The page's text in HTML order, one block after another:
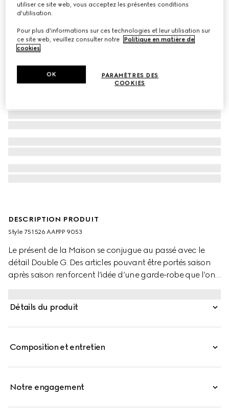
DESCRIPTION PRODUIT
Style ‎751526 AAFPP 9053
Le présent de la Maison se conjugue au passé avec le
détail Double G. Des articles pouvant être portés saison
après saison renforcent l’idée d’une garde-robe que l’on
tandis que l’intérieur comporte un porte-cartes en cuir
Détails du produit
Composition et entretien
Notre engagement
utiliser ce site web, vous acceptez les présentes conditions
d'utilisation.
Pour plus d'informations sur ces technologies et leur utilisation sur
ce site web, veuillez consulter notre
Politique en matière de
cookies.
PARAMÈTRES DES
COOKIES
OK